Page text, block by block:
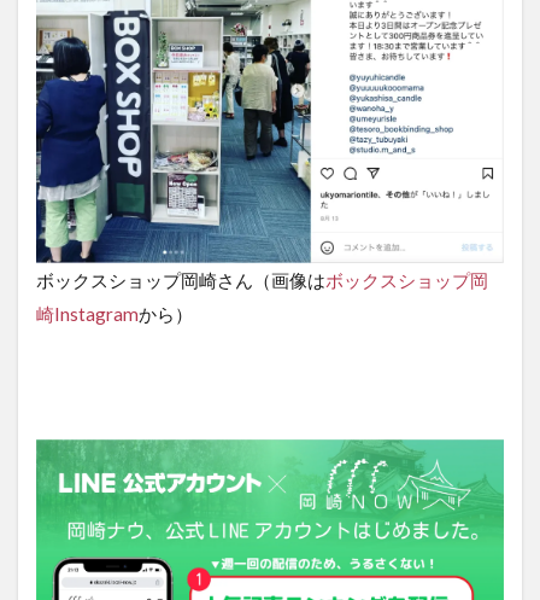
ボックスショップ岡崎さん（画像はボックスショップ岡
崎Instagramから）